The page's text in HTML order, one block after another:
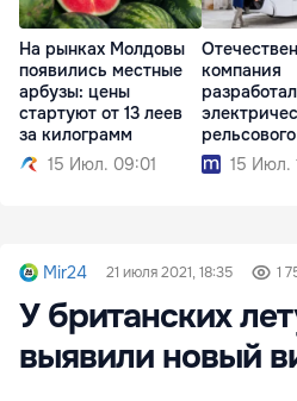
На рынках Молдовы
появились местные
арбузы: цены
стартуют от 13 леев
за килограмм
15 Июл. 09:01
компания
15 Июл.
Mir24 21 июля 2021, 18:35 1
У британских
выявили новый